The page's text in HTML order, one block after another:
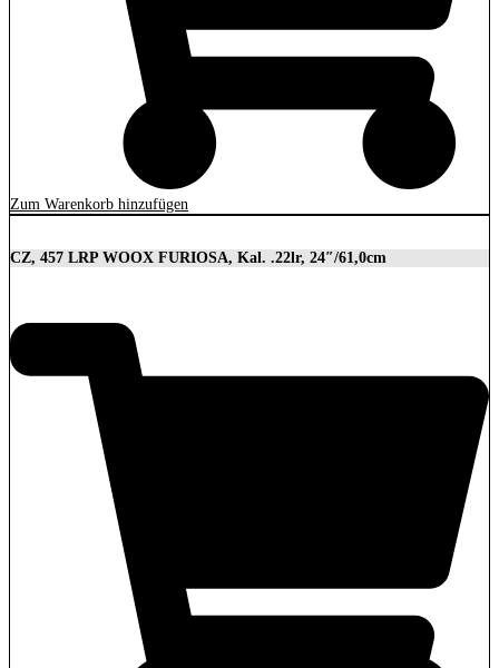
Zum Warenkorb hinzufügen
CZ, 457 LRP WOOX FURIOSA, Kal. .22lr, 24″/61,0cm